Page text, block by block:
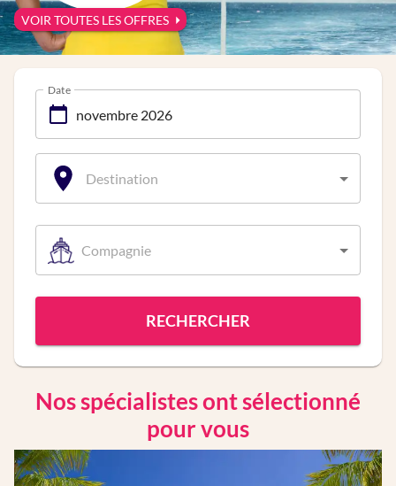
VOIR TOUTES LES OFFRES
Date
Destination
Compagnie
RECHERCHER
Nos spécialistes ont sélectionné
pour vous